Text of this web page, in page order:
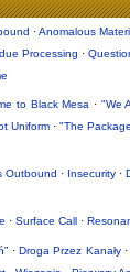
·Anomalous
Processing ·
to Black Mesa · "We
Uniform · "The
Outbound · Insecurity ·
· Surface Call ·
· Droga Przez Kanały